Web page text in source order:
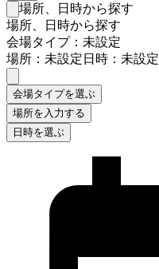
検索フォームを閉じる
場所、日時から探す
場所、日時から探す
会場タイプ：未設定
場所：未設定日時：未設定
会場タイプを選ぶ
場所を入力する
日時を選ぶ